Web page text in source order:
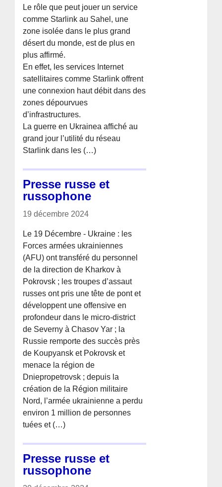
Le rôle que peut jouer un service
comme Starlink au Sahel, une
zone isolée dans le plus grand
désert du monde, est de plus en
plus affirmé.
En effet, les services Internet
satellitaires comme Starlink offrent
une connexion haut débit dans des
zones dépourvues
d’infrastructures.
La guerre en Ukrainea affiché au
grand jour l’utilité du réseau
Starlink dans les (…)
Presse russe et
russophone
19 décembre 2024
Le 19 Décembre - Ukraine : les
Forces armées ukrainiennes
(AFU) ont transféré du personnel
de la direction de Kharkov à
Pokrovsk ; les troupes d’assaut
russes ont pris une tête de pont et
développent une offensive en
profondeur dans le micro-district
de Severny à Chasov Yar ; la
Russie remporte des succès près
de Koupyansk et Pokrovsk et
menace la région de
Dniepropetrovsk ; depuis la
création de la Région militaire
Nord, l’armée ukrainienne a perdu
environ 1 million de personnes
tuées et (…)
Presse russe et
russophone